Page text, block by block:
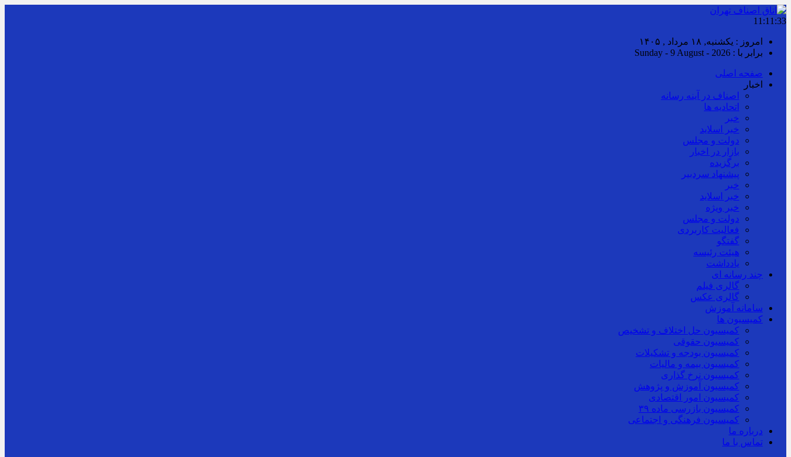
11:11:35
امروز : یکشنبه, ۱۸ مرداد , ۱۴۰۵
برابر با : Sunday - 9 August - 2026
صفحه اصلی
اخبار
اصناف در آینه رسانه
اتحادیه ها
خبر
خبر اسلايد
دولت و مجلس
بازار در اخبار
برگزیده
پیشنهاد سردبیر
خبر
خبر اسلايد
خبر ویژه
دولت و مجلس
فعالیت کاربردی
گفتگو
هیئت رئیسه
یادداشت
چند رسانه ای
گالری فیلم
گالری عکس
سامانه آموزش
کمیسیون ها
کمیسیون حل اختلاف و تشخیص
کمیسیون حقوقی
کمیسیون بودجه و تشکیلات
کمیسیون بیمه و مالیات
کمیسیون نرخ گذاری
کمیسیون آموزش و پژوهش
کمیسیون امور اقتصادی
کمیسیون بازرسی ماده ۳۹
کمیسیون فرهنگی و اجتماعی
درباره ما
تماس با ما